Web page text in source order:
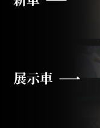
展示車